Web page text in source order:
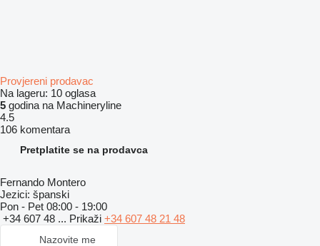
Provjereni prodavac
Na lageru: 10 oglasa
5 godina na Machineryline
4.5
106 komentara
Pretplatite se na prodavca
Fernando Montero
Jezici: španski
Pon - Pet 08:00 - 19:00
+34 607 48 ... Prikaži +34 607 48 21 48
Nazovite me